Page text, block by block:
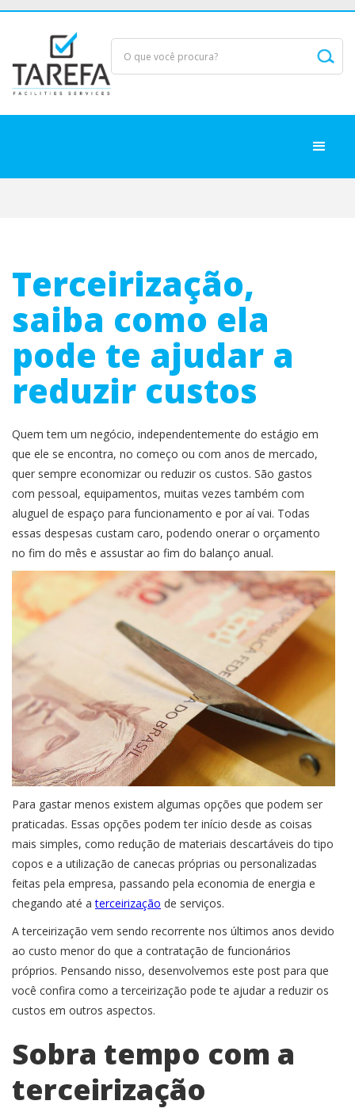
Terceirização,
saiba como ela
pode te ajudar a
reduzir custos
Quem tem um negócio, independentemente do estágio em
que ele se encontra, no começo ou com anos de mercado,
quer sempre economizar ou reduzir os custos. São gastos
com pessoal, equipamentos, muitas vezes também com
aluguel de espaço para funcionamento e por aí vai. Todas
essas despesas custam caro, podendo onerar o orçamento
no fim do mês e assustar ao fim do balanço anual.
Para gastar menos existem algumas opções que podem ser
praticadas. Essas opções podem ter início desde as coisas
mais simples, como redução de materiais descartáveis do tipo
copos e a utilização de canecas próprias ou personalizadas
feitas pela empresa, passando pela economia de energia e
chegando até aterceirização de serviços.
A terceirização vem sendo recorrente nos últimos anos devido
ao custo menor do que a contratação de funcionários
próprios. Pensando nisso, desenvolvemos este post para que
você confira como a terceirização pode te ajudar a reduzir os
custos em outros aspectos.
Sobra tempo com a
terceirização